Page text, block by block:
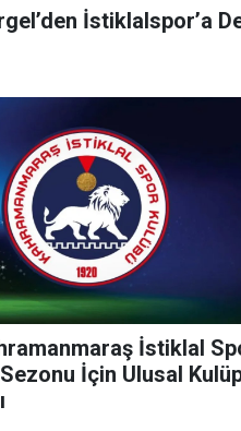
İstiklalspor’a
İstiklal
İçin Ulusal